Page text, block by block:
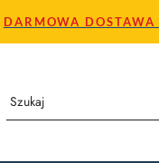
DARMOWA DOSTAWA